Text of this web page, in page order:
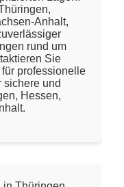
Anhalt,
rund um
Sie
professionelle
sichere und
Hessen,